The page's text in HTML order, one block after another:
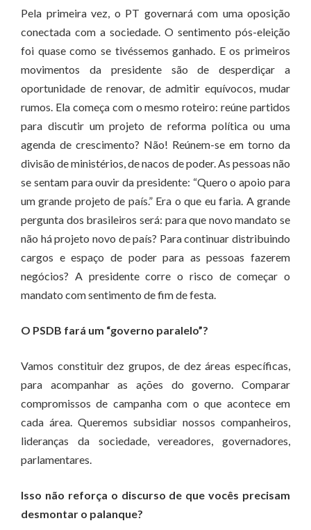
Pela primeira vez, o PT governará com uma oposição
conectada com a sociedade. O sentimento pós-eleição
foi quase como se tivéssemos ganhado. E os primeiros
movimentos da presidente são de desperdiçar a
oportunidade de renovar, de admitir equívocos, mudar
rumos. Ela começa com o mesmo roteiro: reúne partidos
para discutir um projeto de reforma política ou uma
agenda de crescimento? Não! Reúnem-se em torno da
divisão de ministérios, de nacos de poder. As pessoas não
se sentam para ouvir da presidente: “Quero o apoio para
um grande projeto de país.” Era o que eu faria. A grande
pergunta dos brasileiros será: para que novo mandato se
não há projeto novo de país? Para continuar distribuindo
cargos e espaço de poder para as pessoas fazerem
negócios? A presidente corre o risco de começar o
mandato com sentimento de fim de festa.
O PSDB fará um “governo paralelo”?
Vamos constituir dez grupos, de dez áreas específicas,
para acompanhar as ações do governo. Comparar
compromissos de campanha com o que acontece em
cada área. Queremos subsidiar nossos companheiros,
lideranças da sociedade, vereadores, governadores,
parlamentares.
Isso não reforça o discurso de que vocês precisam
desmontar o palanque?